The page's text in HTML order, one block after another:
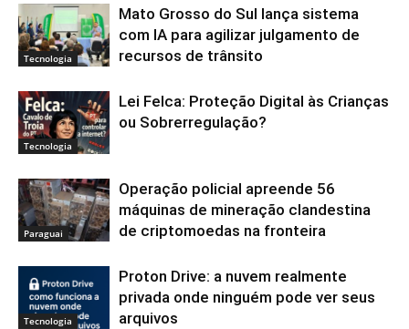
Tecnologia
Mato Grosso do Sul lança sistema
com IA para agilizar julgamento de
recursos de trânsito
Tecnologia
Lei Felca: Proteção Digital às Crianças
ou Sobrerregulação?
Paraguai
Operação policial apreende 56
máquinas de mineração clandestina
de criptomoedas na fronteira
Tecnologia
Proton Drive: a nuvem realmente
privada onde ninguém pode ver seus
arquivos